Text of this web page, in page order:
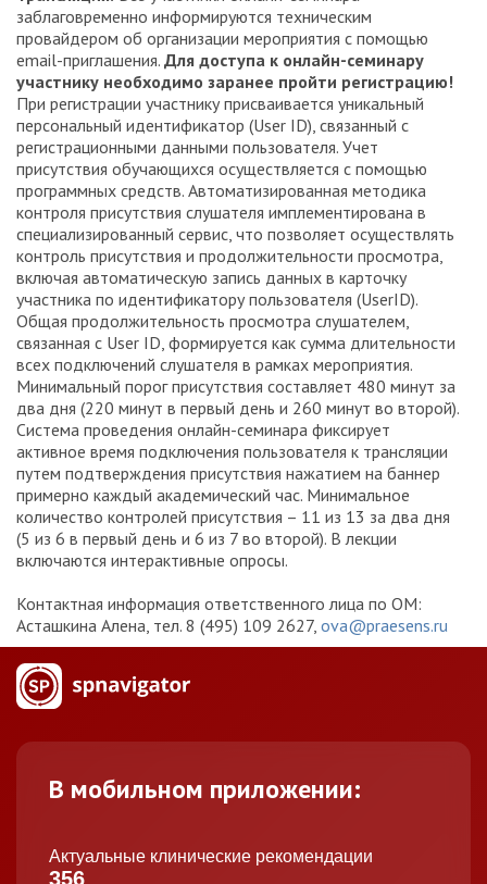
заблаговременно информируются техническим
провайдером об организации мероприятия с помощью
email-приглашения. Для доступа к онлайн-семинару
участнику необходимо заранее пройти регистрацию!
При регистрации участнику присваивается уникальный
персональный идентификатор (User ID), связанный с
регистрационными данными пользователя. Учет
присутствия обучающихся осуществляется с помощью
программных средств. Автоматизированная методика
контроля присутствия слушателя имплементирована в
специализированный сервис, что позволяет осуществлять
контроль присутствия и продолжительности просмотра,
включая автоматическую запись данных в карточку
участника по идентификатору пользователя (UserID).
Общая продолжительность просмотра слушателем,
связанная с User ID, формируется как сумма длительности
всех подключений слушателя в рамках мероприятия.
Минимальный порог присутствия составляет 480 минут за
два дня (220 минут в первый день и 260 минут во второй).
Система проведения онлайн-семинара фиксирует
активное время подключения пользователя к трансляции
путем подтверждения присутствия нажатием на баннер
примерно каждый академический час. Минимальное
количество контролей присутствия – 11 из 13 за два дня
(5 из 6 в первый день и 6 из 7 во второй). В лекции
включаются интерактивные опросы.
Контактная информация ответственного лица по ОМ:
Асташкина Алена, тел. 8 (495) 109 2627, ova@praesens.ru
В мобильном приложении:
Актуальные клинические рекомендации
356